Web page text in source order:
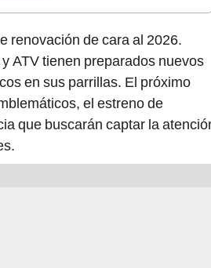
y ATV tienen preparados nuevos
en sus parrillas. El próximo
el estreno de
que buscarán captar la atención